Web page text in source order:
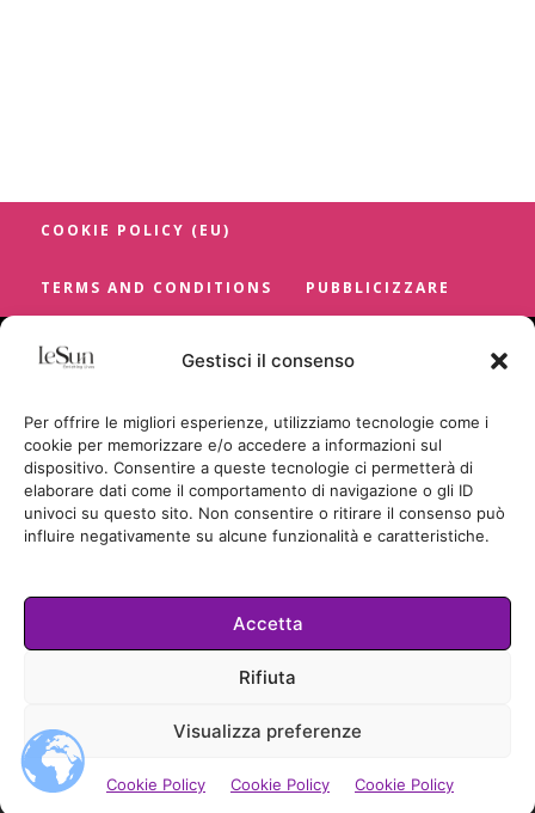
Gestisci il consenso
Per offrire le migliori esperienze, utilizziamo tecnologie come i
cookie per memorizzare e/o accedere a informazioni sul
dispositivo. Consentire a queste tecnologie ci permetterà di
elaborare dati come il comportamento di navigazione o gli ID
univoci su questo sito. Non consentire o ritirare il consenso può
influire negativamente su alcune funzionalità e caratteristiche.
Accetta
Rifiuta
Visualizza preferenze
Cookie Policy Cookie Policy Cookie Policy
COOKIE POLICY (EU)
TERMS AND CONDITIONS PUBBLICIZZARE
Cookie Policy
© LESUN.IT BY SUNCICA BADRIC